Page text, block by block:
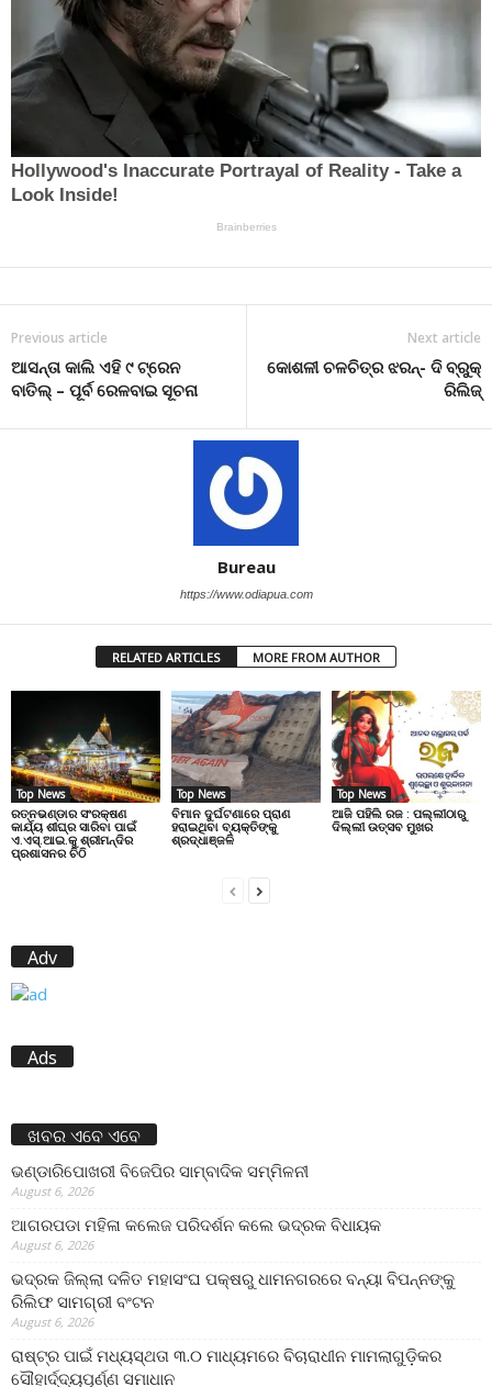
Previous article
ଆସନ୍ତା କାଲି ଏହି ୯ ଟ୍ରେନ
ବାତିଲ୍ – ପୂର୍ବ ରେଳବାଇ ସୂଚନା
Next article
କୋଶଳୀ ଚଳଚିତ୍ର ଝରନ୍- ଦି ବ୍ରୁକ୍
ରିଲିଜ୍
Bureau
https://www.odiapua.com
RELATED ARTICLES MORE FROM AUTHOR
Top News
ରତ୍ନଭଣ୍ଡାର ସଂରକ୍ଷଣ
କାର୍ଯ୍ୟ ଶୀଘ୍ର ସାରିବା ପାଇଁ
ଏ.ଏସ୍.ଆଇ.କୁ ଶ୍ରୀମନ୍ଦିର
ପ୍ରଶାସନର ଚିଠି
Top News
ବିମାନ ଦୁର୍ଘଟଣାରେ ପ୍ରାଣ
ହରାଇଥିବା ବ୍ୟକ୍ତିଙ୍କୁ
ଶ୍ରଦ୍ଧାଞ୍ଜଳି
Top News
ଆଜି ପହିଲି ରଜ : ପଲ୍ଲୀଠାରୁ
ଦିଲ୍ଲୀ ଉତ୍ସବ ମୁଖର
Adv
Ads
ଖବର ଏବେ ଏବେ
ଭଣ୍ଡାରିପୋଖରୀ ବିଜେପିର ସାମ୍ବାଦିକ ସମ୍ମିଳନୀ
August 6, 2026
ଆଗରପଡା ମହିଳା କଲେଜ ପରିଦର୍ଶନ କଲେ ଭଦ୍ରକ ବିଧାୟକ
August 6, 2026
ଭଦ୍ରକ ଜିଲ୍ଲା ଦଳିତ ମହାସଂଘ ପକ୍ଷରୁ ଧାମନଗରରେ ବନ୍ୟା ବିପନ୍ନଙ୍କୁ
ରିଲିଫ ସାମଗ୍ରୀ ବଂଟନ
August 6, 2026
ରାଷ୍ଟ୍ର ପାଇଁ ମଧ୍ୟସ୍ଥତା ୩.୦ ମାଧ୍ୟମରେ ବିଚାରାଧୀନ ମାମଲାଗୁଡ଼ିକର
ସୌହାର୍ଦ୍ଦ୍ୟପୂର୍ଣ୍ଣ ସମାଧାନ